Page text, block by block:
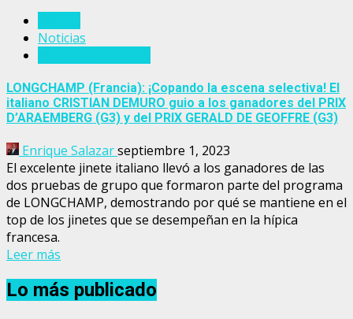
Noticias
LONGCHAMP (Francia): ¡Copando la escena selectiva! El
italiano CRISTIAN DEMURO guio a los ganadores del PRIX
D’ARAEMBERG (G3) y del PRIX GERALD DE GEOFFRE (G3)
Enrique Salazarseptiembre 1, 2023
El excelente jinete italiano llevó a los ganadores de las
dos pruebas de grupo que formaron parte del programa
de LONGCHAMP, demostrando por qué se mantiene en el
top de los jinetes que se desempeñan en la hípica
francesa.
Leer más
Lo más publicado